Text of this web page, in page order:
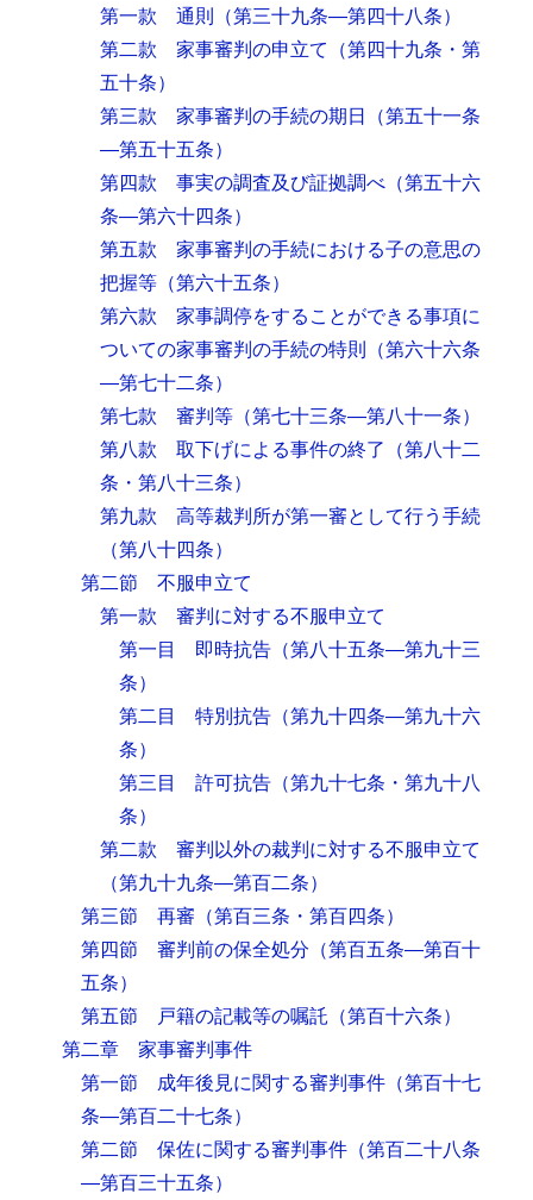
第一款 通則 （第三十九条―第四十八条）
第二款 家事審判の申立て （第四十九条・第
五十条）
第三款 家事審判の手続の期日 （第五十一条
―第五十五条）
第四款 事実の調査及び証拠調べ （第五十六
条―第六十四条）
第五款 家事審判の手続における子の意思の
把握等 （第六十五条）
第六款 家事調停をすることができる事項に
ついての家事審判の手続の特則 （第六十六条
―第七十二条）
第七款 審判等 （第七十三条―第八十一条）
第八款 取下げによる事件の終了 （第八十二
条・第八十三条）
第九款 高等裁判所が第一審として行う手続
（第八十四条）
第二節 不服申立て
第一款 審判に対する不服申立て
第一目 即時抗告 （第八十五条―第九十三
条）
第二目 特別抗告 （第九十四条―第九十六
条）
第三目 許可抗告 （第九十七条・第九十八
条）
第二款 審判以外の裁判に対する不服申立て
（第九十九条―第百二条）
第三節 再審 （第百三条・第百四条）
第四節 審判前の保全処分 （第百五条―第百十
五条）
第五節 戸籍の記載等の嘱託 （第百十六条）
第二章 家事審判事件
第一節 成年後見に関する審判事件 （第百十七
条―第百二十七条）
第二節 保佐に関する審判事件 （第百二十八条
―第百三十五条）